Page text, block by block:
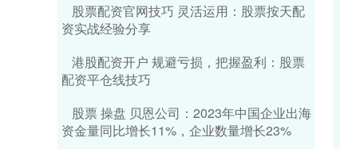
股票配资官网技巧 灵活运用：股票按天配
资实战经验分享
港股配资开户 规避亏损，把握盈利：股票
配资平仓线技巧
股票 操盘 贝恩公司：2023年中国企业出海
资金量同比增长11%，企业数量增长23%